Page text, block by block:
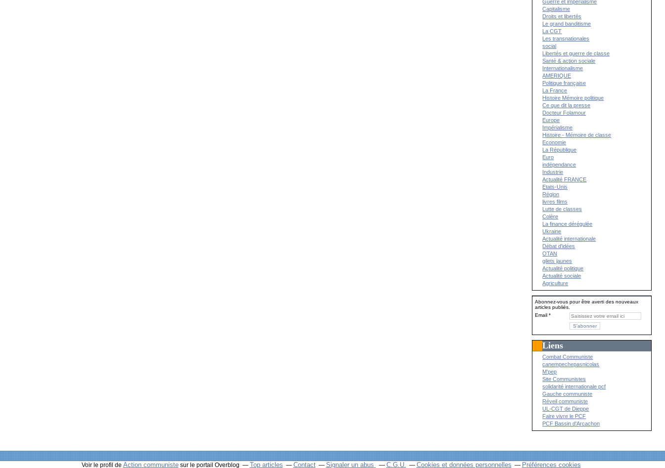
Guerre et impérialisme
Capitalisme
Droits et libertés
Le grand banditisme
La CGT
Les transnationales
social
Libertés et guerre de classe
Santé & action sociale
Internationalisme
AMERIQUE
Politique française
La France
Histoire Mémoire politique
Ce que dit la presse
Docteur Folamour
Europe
Impérialisme
Histoire - Mémoire de classe
Economie
La République
Euro
indépendance
Industrie
Actualité FRANCE
Etats-Unis
Région
livres films
Lutte de classes
Colère
La finance dérégulée
Ukraine
Actualité internationale
Débat d'idées
OTAN
gilets jaunes
Actualité politique
Actualité sociale
Agriculture
Abonnez-vous pour être averti des nouveaux
articles publiés.
Email
Liens
Combat Communiste
canempechepasnicolas
M'pep
Site Communistes
solidarité internationale pcf
Gauche communiste
Réveil communiste
UL-CGT de Dieppe
Faire vivre le PCF
PCF Bassin d'Arcachon
Voir le profil de Action communistesur le portail Overblog Top articles Contact Signaler un abus C.G.U. Cookies et données personnelles Préférences cookies